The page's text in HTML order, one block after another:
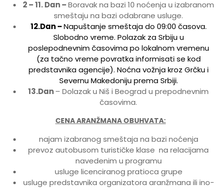
2 – 11. Dan –Boravak na bazi 10 noćenja u izabranom
smeštaju na bazi odabrane usluge.
12.Dan –Napuštanje smeštaja do 09:00 časova.
Slobodno vreme. Polazak za Srbiju u
poslepodnevnim časovima po lokalnom vremenu
(za tačno vreme povratka informisati se kod
predstavnika agencije). Noćna vožnja kroz Grčku i
Severnu Makedoniju prema Srbiji.
13.Dan– Dolazak u Niš i Beograd u prepodnevnim
časovima.
CENA ARANŽMANA OBUHVATA:
najam izabranog smeštaja na bazi noćenja
prevoz autobusom turističke klase na relacijama
navedenim u programu
usluge licenciranog pratioca grupe
usluge predstavnika organizatora aranžmana ili ino-